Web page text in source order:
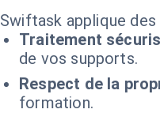
Swiftask applique
Traitement
de vos supports.
Respect de la
formation.